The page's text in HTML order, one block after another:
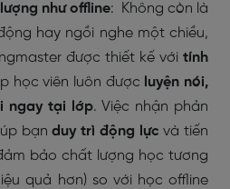
như offline: Không còn là
hay ngồi nghe một chiều,
được thiết kế với tính
học viên luôn được luyện nói,
ngay tại lớp. Việc nhận phản
bạnduy trì động lực và tiến
bảo chất lượng học tương
quả hơn) so với học offline